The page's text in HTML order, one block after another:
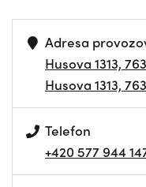
Adresa
Husova 1313,
Husova 1313,
Telefon
+420 577 944